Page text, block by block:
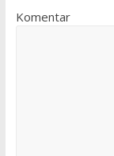
Komentar